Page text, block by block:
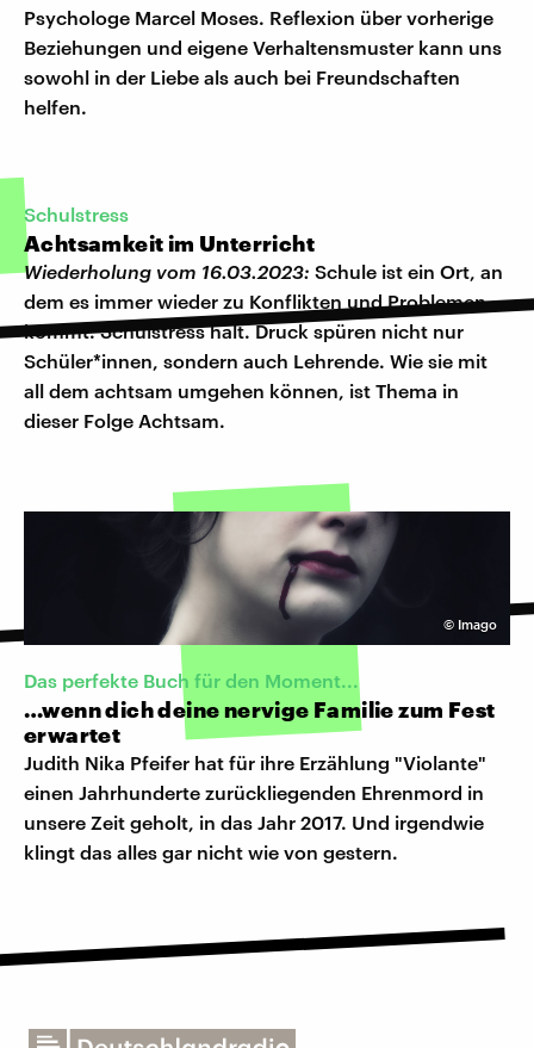
Psychologe Marcel Moses. Reflexion über vorherige
Beziehungen und eigene Verhaltensmuster kann uns
sowohl in der Liebe als auch bei Freundschaften
helfen.
Schulstress
Achtsamkeit im Unterricht
Wiederholung vom 16.03.2023: Schule ist ein Ort, an
dem es immer wieder zu Konflikten und Problemen
kommt. Schulstress halt. Druck spüren nicht nur
Schüler*innen, sondern auch Lehrende. Wie sie mit
all dem achtsam umgehen können, ist Thema in
dieser Folge Achtsam.
© Imago
Das perfekte Buch für den Moment...
…wenn dich deine nervige Familie zum Fest
erwartet
Judith Nika Pfeifer hat für ihre Erzählung "Violante"
einen Jahrhunderte zurückliegenden Ehrenmord in
unsere Zeit geholt, in das Jahr 2017. Und irgendwie
klingt das alles gar nicht wie von gestern.